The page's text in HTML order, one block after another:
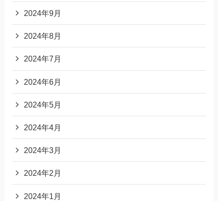
2024年9月
2024年8月
2024年7月
2024年6月
2024年5月
2024年4月
2024年3月
2024年2月
2024年1月